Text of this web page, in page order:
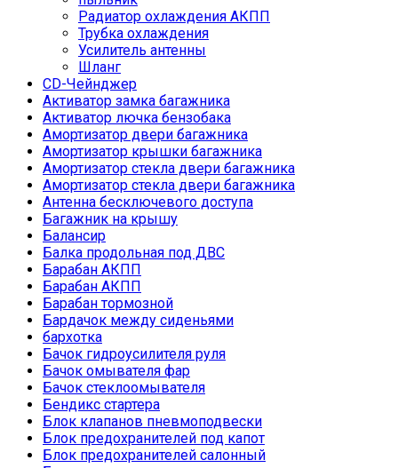
Радиатор охлаждения АКПП
Трубка охлаждения
Усилитель антенны
Шланг
CD-Чейнджер
Активатор замка багажника
Активатор лючка бензобака
Амортизатор двери багажника
Амортизатор крышки багажника
Амортизатор стекла двери багажника
Амортизатор стекла двери багажника
Антенна бесключевого доступа
Багажник на крышу
Балансир
Балка продольная под ДВС
Барабан АКПП
Барабан АКПП
Барабан тормозной
Бардачок между сиденьями
бархотка
Бачок гидроусилителя руля
Бачок омывателя фар
Бачок стеклоомывателя
Бендикс стартера
Блок клапанов пневмоподвески
Блок предохранителей под капот
Блок предохранителей салонный